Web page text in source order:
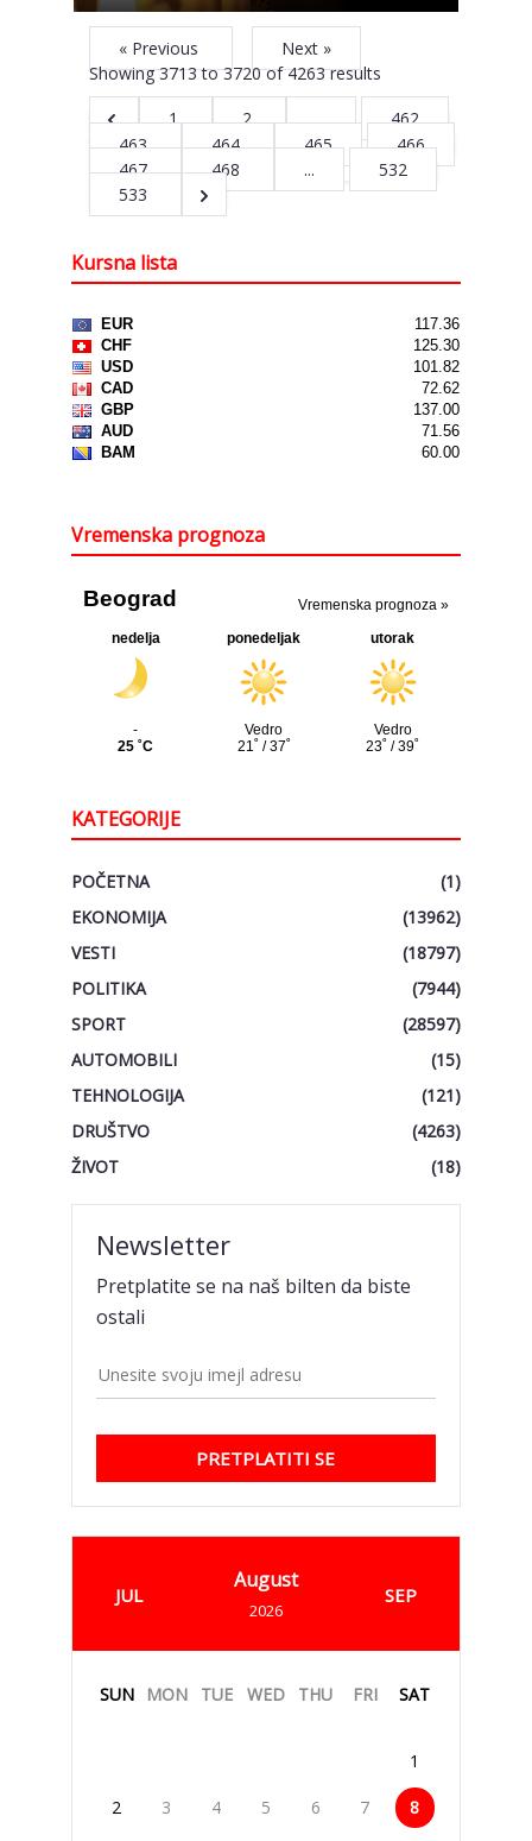
« Previous
Next »
Showing3713to3720of4263results
1
2 ...
462
463
464 465
466
467
468 ...
532
533
Kursna lista
Vremenska prognoza
KATEGORIJE
POČETNA
(1)
EKONOMIJA
(13962)
VESTI
(18797)
POLITIKA
(7944)
SPORT
(28597)
AUTOMOBILI
(15)
TEHNOLOGIJA
(121)
DRUŠTVO
(4263)
ŽIVOT
(18)
Newsletter
Pretplatite se na naš bilten da biste
ostali
PRETPLATITI SE
JUL
August
2026
SEP
SUN MON TUE WED THU FRI SAT
1
2 3 4 5 6 7 8